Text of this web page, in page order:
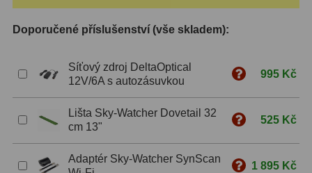
S mřížkou 6
Ostatní
Filtry182
Doporučené příslušenství (vše skladem):
Síťový zdroj DeltaOptical
12V/6A s autozásuvkou
995 Kč
Lišta Sky-Watcher Dovetail 32
cm 13"
525 Kč
Adaptér Sky-Watcher SynScan
1 895 Kč